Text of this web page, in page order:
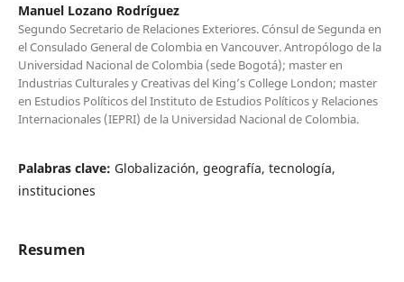
Manuel Lozano Rodríguez
Segundo Secretario de Relaciones Exteriores. Cónsul de Segunda en
el Consulado General de Colombia en Vancouver. Antropólogo de la
Universidad Nacional de Colombia (sede Bogotá); master en
Industrias Culturales y Creativas del King’s College London; master
en Estudios Políticos del Instituto de Estudios Políticos y Relaciones
Internacionales (IEPRI) de la Universidad Nacional de Colombia.
Palabras clave: Globalización, geografía, tecnología,
instituciones
Resumen